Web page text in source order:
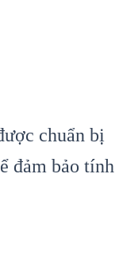
chuẩn bị
đảm bảo tính